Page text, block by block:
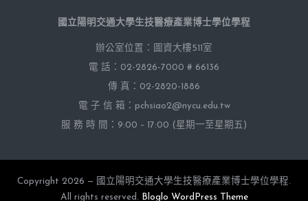
國立陽明交通大學生技醫療產業博士學位學程
辦公室位置：圖資大樓511室
電 話：02-2826-7000 # 66136
傳 真：02-2820-1886
電 子 信 箱：pchsiao2@nycu.edu.tw
服 務 時 間：9:00 – 17:00 (星期一至星期五)
Copyright 2026 — 國立陽明交通大學生技醫療產業博士學位學程.
All rights reserved.
Bloglo WordPress Theme